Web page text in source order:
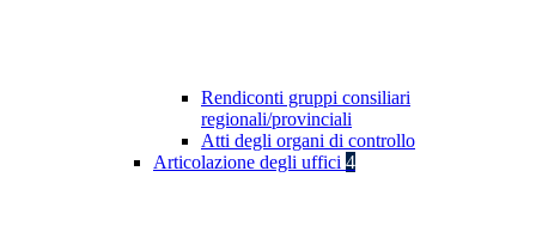
Rendiconti gruppi consiliari
regionali/provinciali
Atti degli organi di controllo
Articolazione degli uffici 4